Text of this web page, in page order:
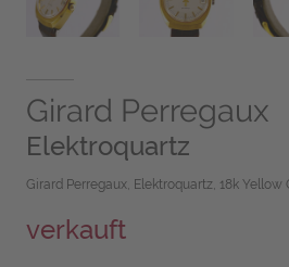
Girard Perregaux
Elektroquartz
Girard Perregaux, Elektroquartz, 18k Yellow
verkauft